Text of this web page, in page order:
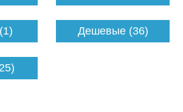
Дешевые (36)